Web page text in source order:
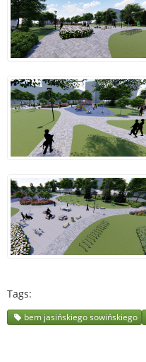
Tags
bem jasińskiego sowińskiego